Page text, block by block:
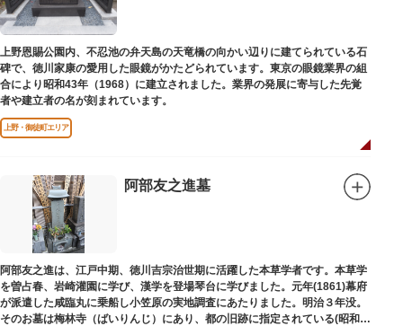
上野恩賜公園内、不忍池の弁天島の天竜橋の向かい辺りに建てられている石
碑で、徳川家康の愛用した眼鏡がかたどられています。東京の眼鏡業界の組
合により昭和43年（1968）に建立されました。業界の発展に寄与した先覚
者や建立者の名が刻まれています。
上野・御徒町エリア
阿部友之進墓
阿部友之進は、江戸中期、徳川吉宗治世期に活躍した本草学者です。本草学
を曽占春、岩崎灌園に学び、漢学を登場琴台に学びました。元年(1861)幕府
が派遣した咸臨丸に乗船し小笠原の実地調査にあたりました。明治３年没。
そのお墓は梅林寺（ばいりんじ）にあり、都の旧跡に指定されている(昭和３